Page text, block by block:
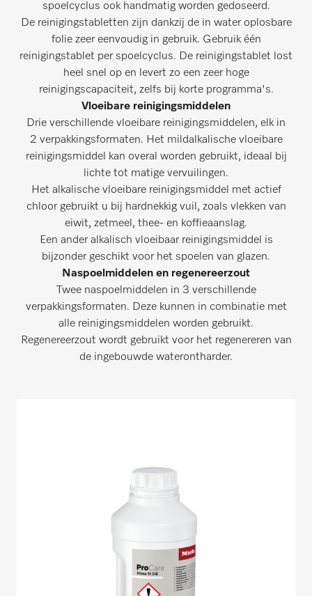
spoelcyclus ook handmatig worden gedoseerd.
De reinigingstabletten zijn dankzij de in water oplosbare
folie zeer eenvoudig in gebruik. Gebruik één
reinigingstablet per spoelcyclus. De reinigingstablet lost
heel snel op en levert zo een zeer hoge
reinigingscapaciteit, zelfs bij korte programma's.
Vloeibare reinigingsmiddelen
Drie verschillende vloeibare reinigingsmiddelen, elk in
2 verpakkingsformaten. Het mildalkalische vloeibare
reinigingsmiddel kan overal worden gebruikt, ideaal bij
lichte tot matige vervuilingen.
Het alkalische vloeibare reinigingsmiddel met actief
chloor gebruikt u bij hardnekkig vuil, zoals vlekken van
eiwit, zetmeel, thee- en koffieaanslag.
Een ander alkalisch vloeibaar reinigingsmiddel is
bijzonder geschikt voor het spoelen van glazen.
Naspoelmiddelen en regenereerzout
Twee naspoelmiddelen in 3 verschillende
verpakkingsformaten. Deze kunnen in combinatie met
alle reinigingsmiddelen worden gebruikt.
Regenereerzout wordt gebruikt voor het regenereren van
de ingebouwde waterontharder.